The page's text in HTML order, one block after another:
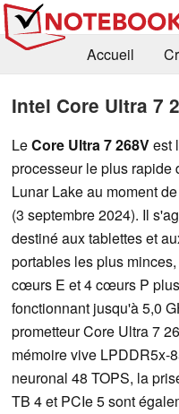
Accueil
Intel Core Ultra 7
LeCore Ultra 7 268Vest
processeur le plus rapide
Lunar Lake au moment
(3 septembre 2024). Il
destiné aux tablettes et
portables les plus
cœurs E et 4 cœurs P
fonctionnant jusqu'à 5,0
prometteur Core Ultra 7
mémoire vive LPDDR5x-
neuronal 48 TOPS, la
TB 4 et PCIe 5 sont